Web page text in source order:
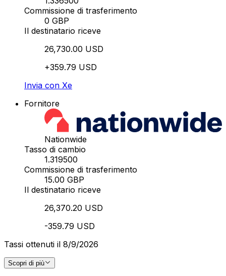
Commissione di trasferimento
0 GBP
Il destinatario riceve
26,730.00 USD
+359.79 USD
Invia con Xe
Fornitore
Nationwide
Tasso di cambio
1.319500
Commissione di trasferimento
15.00 GBP
Il destinatario riceve
26,370.20 USD
-359.79 USD
Tassi ottenuti il 8/9/2026
Scopri di più